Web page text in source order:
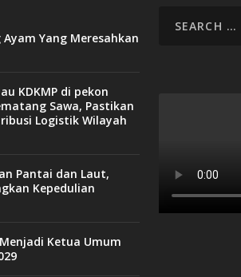
Yang Meresahkan
KDKMP di pekon
Sawa, Pastikan
Logistik Wilayah
Pantai dan Laut,
Kepedulian
Menjadi Ketua Umum